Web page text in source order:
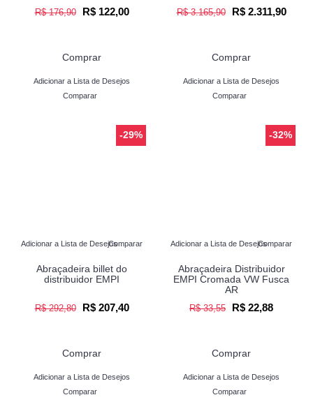
R$ 176,90 R$ 122,00
Comprar
Adicionar a Lista de Desejos
Comparar
R$ 3.165,90 R$ 2.311,90
Comprar
Adicionar a Lista de Desejos
Comparar
-29%
Adicionar a Lista de DesejosComparar
Abraçadeira billet do
distribuidor EMPI
R$ 292,80 R$ 207,40
Comprar
Adicionar a Lista de Desejos
Comparar
-32%
Adicionar a Lista de DesejosComparar
Abraçadeira Distribuidor
EMPI Cromada VW Fusca
AR
R$ 33,55 R$ 22,88
Comprar
Adicionar a Lista de Desejos
Comparar